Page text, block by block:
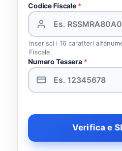
Codice Fiscale *
Inserisci i 16 caratteri
Fiscale.
Numero Tessera *
Verifica e